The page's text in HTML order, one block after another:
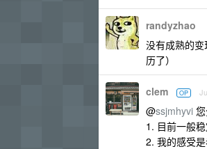
randyzhao
没有成熟的
历了）
clem OP
@ssjmhyvi
1. 目前一般
2. 我的感受